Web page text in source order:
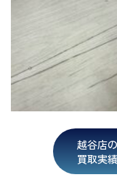
越谷店の
買取実